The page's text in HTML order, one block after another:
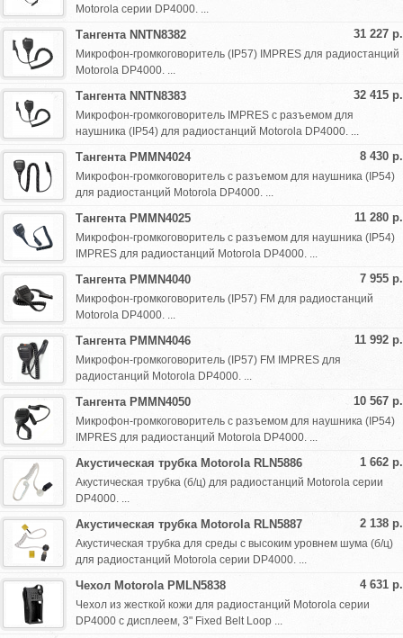
Motorola серии DP4000. ...
31 227 р.
Тангента NNTN8382
Микрофон-громкоговоритель (IP57) IMPRES для радиостанций
Motorola DP4000. ...
32 415 р.
Тангента NNTN8383
Микрофон-громкоговоритель IMPRES c разъемом для
наушника (IP54) для радиостанций Motorola DP4000. ...
8 430 р.
Тангента PMMN4024
Микрофон-громкоговоритель c разъемом для наушника (IP54)
для радиостанций Motorola DP4000. ...
11 280 р.
Тангента PMMN4025
Микрофон-громкоговоритель c разъемом для наушника (IP54)
IMPRES для радиостанций Motorola DP4000. ...
7 955 р.
Тангента PMMN4040
Микрофон-громкоговоритель (IP57) FM для радиостанций
Motorola DP4000. ...
11 992 р.
Тангента PMMN4046
Микрофон-громкоговоритель (IP57) FM IMPRES для
радиостанций Motorola DP4000. ...
10 567 р.
Тангента PMMN4050
Микрофон-громкоговоритель c разъемом для наушника (IP54)
IMPRES для радиостанций Motorola DP4000. ...
1 662 р.
Акустическая трубка Motorola RLN5886
Акустическая трубка (б/ц) для радиостанций Motorola серии
DP4000. ...
2 138 р.
Акустическая трубка Motorola RLN5887
Акустическая трубка для среды с высоким уровнем шума (б/ц)
для радиостанций Motorola серии DP4000. ...
4 631 р.
Чехол Motorola PMLN5838
Чехол из жесткой кожи для радиостанций Motorola серии
DP4000 с дисплеем, 3" Fixed Belt Loop ...